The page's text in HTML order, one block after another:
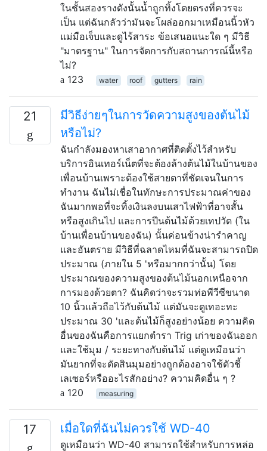
ในชั้นสองรางดังนั้นน้ำถูกทิ้งโดยตรงที่ควรจะ
เป็น แต่ฉันกลัวว่ามันจะโผล่ออกมาเหมือนนิ้วหัว
แม่มือเจ็บและดูไร้สาระ ข้อเสนอแนะใด ๆ มีวิธี
"มาตรฐาน" ในการจัดการกับสถานการณ์นี้หรือ
ไม่?
123
water roof gutters rain
21
มีวิธีง่ายๆในการวัดความสูงของต้นไม้
หรือไม่?
ฉันกำลังมองหาเสาอากาศที่ติดตั้งไว้สำหรับ
บริการอินเทอร์เน็ตที่จะต้องล้างต้นไม้ในบ้านของ
เพื่อนบ้านเพราะต้องใช้สายตาที่ชัดเจนในการ
ทำงาน ฉันไม่เชื่อในทักษะการประมาณค่าของ
ฉันมากพอที่จะทิ้งเงินลงบนเสาไฟฟ้าที่อาจสั้น
หรือสูงเกินไป และการปีนต้นไม้ด้วยเทปวัด (ใน
บ้านเพื่อนบ้านของฉัน) นั้นค่อนข้างน่ารำคาญ
และอันตราย มีวิธีที่ฉลาดไหมที่ฉันจะสามารถปิด
ประมาณ (ภายใน 5 'หรือมากกว่านั้น) โดย
ประมาณของความสูงของต้นไม้นอกเหนือจาก
การมองด้วยตา? ฉันคิดว่าจะรวมท่อพีวีซีขนาด
10 นิ้วแล้วถือไว้กับต้นไม้ แต่มันจะดูเทอะทะ
ประมาณ 30 'และต้นไม้ก็สูงอย่างน้อย ความคิด
อื่นของฉันคือการแยกตำรา Trig เก่าของฉันออก
และใช้มุม / ระยะทางกับต้นไม้ แต่ดูเหมือนว่า
มันยากที่จะตัดสินมุมอย่างถูกต้องอาจใช้ตัวชี้
เลเซอร์หรืออะไรสักอย่าง? ความคิดอื่น ๆ ?
120
measuring
17 เมื่อใดที่ฉันไม่ควรใช้ WD-40
ดูเหมือนว่า WD-40 สามารถใช้สำหรับการหล่อ